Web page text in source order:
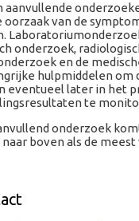
aanvullende
oorzaak van de
onderzoek,
en de
hulpmiddelen om
eventueel later in het
te
onderzoek
naar boven als de